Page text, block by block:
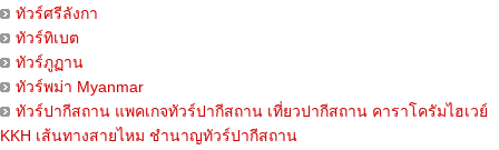
ทัวร์ศรีลังกา
ทัวร์ทิเบต
ทัวร์ภูฏาน
ทัวร์พม่า Myanmar
ทัวร์ปากีสถาน แพคเกจทัวร์ปากีสถาน เที่ยวปากีสถาน คาราโครัมไฮเวย์
KKH เส้นทางสายไหม ชำนาญทัวร์ปากีสถาน